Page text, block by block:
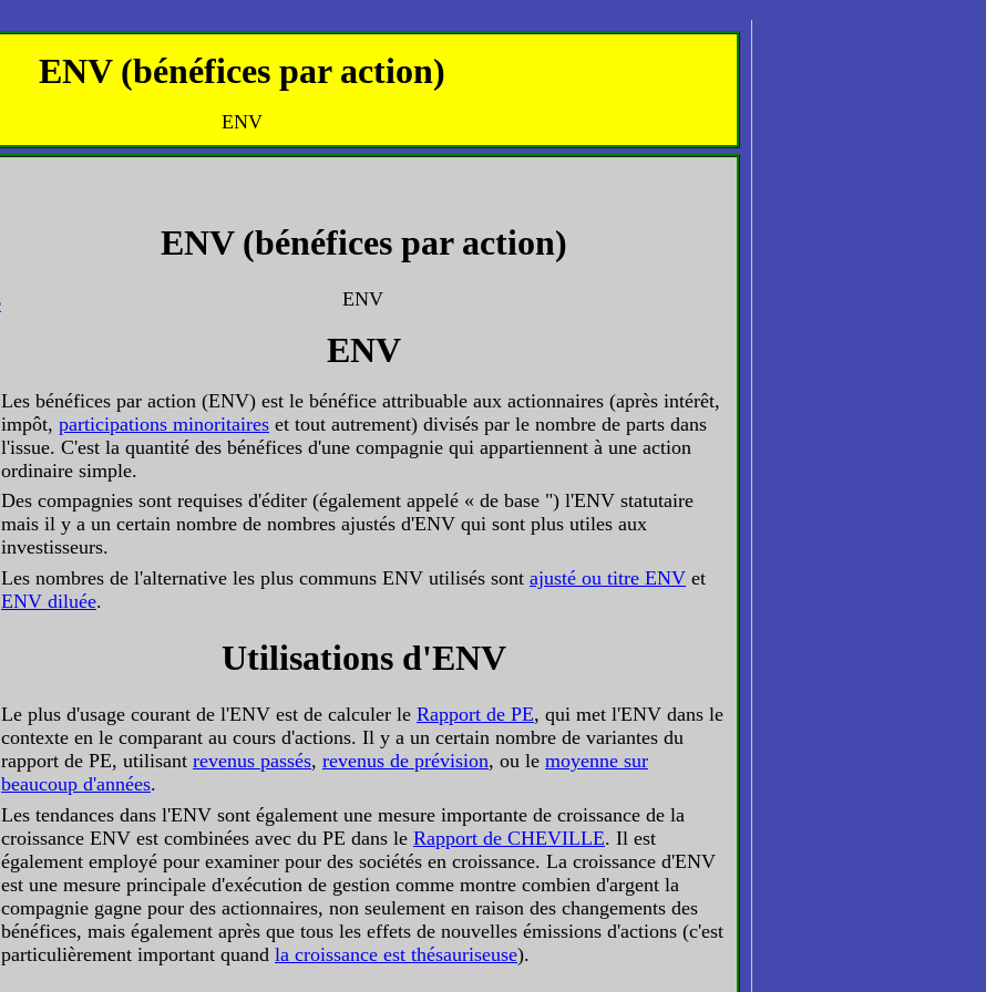
ENV (bénéfices par action)
ENV
ENV (bénéfices par action)
ENV
ENV
Les bénéfices par action (ENV) est le bénéfice attribuable aux actionnaires (après intérêt,
impôt, participations minoritaires et tout autrement) divisés par le nombre de parts dans
l'issue. C'est la quantité des bénéfices d'une compagnie qui appartiennent à une action
ordinaire simple.
Des compagnies sont requises d'éditer (également appelé « de base ") l'ENV statutaire
mais il y a un certain nombre de nombres ajustés d'ENV qui sont plus utiles aux
investisseurs.
Les nombres de l'alternative les plus communs ENV utilisés sont ajusté ou titre ENV et
ENV diluée.
Utilisations d'ENV
Le plus d'usage courant de l'ENV est de calculer le Rapport de PE, qui met l'ENV dans le
contexte en le comparant au cours d'actions. Il y a un certain nombre de variantes du
rapport de PE, utilisant revenus passés, revenus de prévision, ou le moyenne sur
beaucoup d'années.
Les tendances dans l'ENV sont également une mesure importante de croissance de la
croissance ENV est combinées avec du PE dans le Rapport de CHEVILLE. Il est
également employé pour examiner pour des sociétés en croissance. La croissance d'ENV
est une mesure principale d'exécution de gestion comme montre combien d'argent la
compagnie gagne pour des actionnaires, non seulement en raison des changements des
bénéfices, mais également après que tous les effets de nouvelles émissions d'actions (c'est
particulièrement important quand la croissance est thésauriseuse).